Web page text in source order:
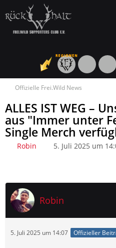
Offizielle Frei.Wild News
ALLES IST WEG –
aus "Immer unter
Single Merch
Robin 5. Juli 2025 um
Robin
5. Juli 2025 um 14:07 Offizieller